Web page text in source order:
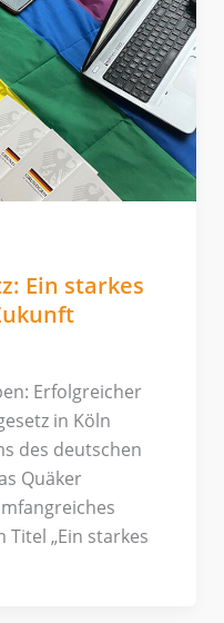
Ein starkes
Erfolgreicher
in Köln
des deutschen
Quäker
„Ein starkes